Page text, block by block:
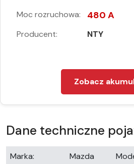
Moc rozruchowa: 480 A
Producent: NTY
Zobacz
Dane techniczne
Marka: Mazda